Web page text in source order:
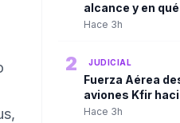
alcance y en
paquete de
Abelardo De La
Hace 3h
2 JUDICIAL
Fuerza Aérea
aviones Kfir
tras consejo de
Hace 3h